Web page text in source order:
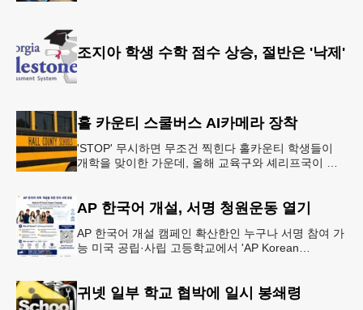
조지아 학생 수학 점수 상승, 절반은 '낙제'
홀 카운티 스쿨버스 AI카메라 장착
'STOP' 무시하면 무조건 찍힌다 홀카운티 학생들이
개학을 맞이한 가운데, 올해 교육구와 셰리프국이 학
AP 한국어 개설, 서명 청원운동 열기
AP 한국어 개설 캠페인 확산한인 누구나 서명 참여 가
능 미국 공립·사립 고등학교에서 'AP Korean
귀넷 일부 학교 협박에 일시 봉쇄령